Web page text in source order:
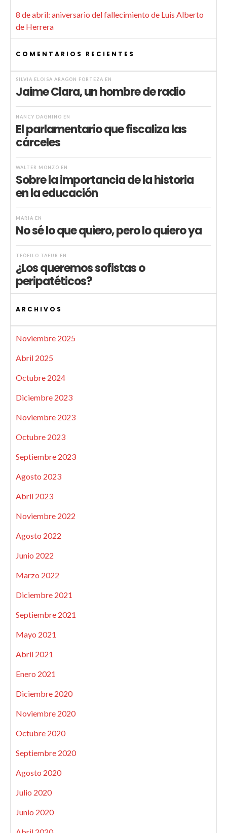
8 de abril: aniversario del fallecimiento de Luis Alberto
de Herrera
COMENTARIOS RECIENTES
SILVIA ELOISA ARAGÓN FORTEZA EN
Jaime Clara, un hombre de radio
NANCY DAGNINO EN
El parlamentario que fiscaliza las
cárceles
WALTER MONZÓ EN
Sobre la importancia de la historia
en la educación
MARIA EN
No sé lo que quiero, pero lo quiero ya
TEÓFILO TAFUR EN
¿Los queremos sofistas o
peripatéticos?
ARCHIVOS
Noviembre 2025
Abril 2025
Octubre 2024
Diciembre 2023
Noviembre 2023
Octubre 2023
Septiembre 2023
Agosto 2023
Abril 2023
Noviembre 2022
Agosto 2022
Junio 2022
Marzo 2022
Diciembre 2021
Septiembre 2021
Mayo 2021
Abril 2021
Enero 2021
Diciembre 2020
Noviembre 2020
Octubre 2020
Septiembre 2020
Agosto 2020
Julio 2020
Junio 2020